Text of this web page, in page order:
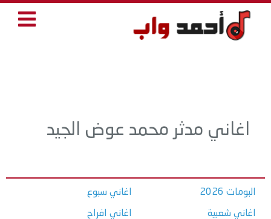
اغاني مدثر محمد عوض الجيد
البومات 2026
اغاني شعبية
اغاني سبوع
اغاني افراح